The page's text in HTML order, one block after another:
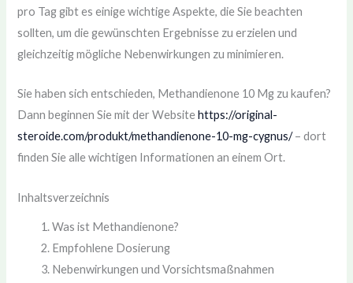
pro Tag gibt es einige wichtige Aspekte, die Sie beachten
sollten, um die gewünschten Ergebnisse zu erzielen und
gleichzeitig mögliche Nebenwirkungen zu minimieren.
Sie haben sich entschieden, Methandienone 10 Mg zu kaufen?
Dann beginnen Sie mit der Website https://original-
steroide.com/produkt/methandienone-10-mg-cygnus/– dort
finden Sie alle wichtigen Informationen an einem Ort.
Inhaltsverzeichnis
Was ist Methandienone?
Empfohlene Dosierung
Nebenwirkungen und Vorsichtsmaßnahmen